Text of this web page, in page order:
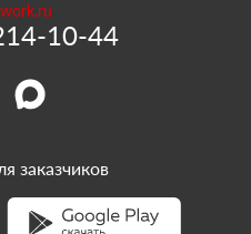
10-44
заказчиков